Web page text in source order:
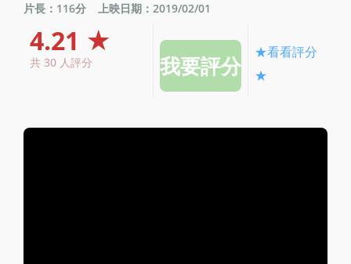
片長：116分 上映日期：2019/02/01
4.21 ★
共 30 人評分
★看看評分
★